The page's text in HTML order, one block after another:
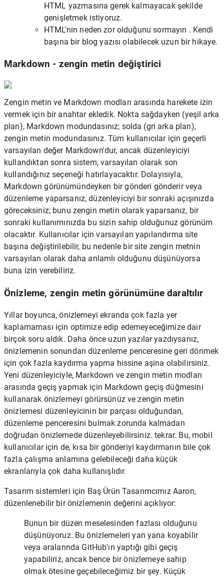
HTML yazmasına gerek kalmayacak şekilde
genişletmek istiyoruz.
HTML'nin neden zor olduğunu sormayın . Kendi
başına bir blog yazısı olabilecek uzun bir hikaye.
Markdown - zengin metin değiştirici
Zengin metin ve Markdown modları arasında harekete izin
vermek için bir anahtar ekledik. Nokta sağdayken (yeşil arka
plan), Markdown modundasınız; solda (gri arka plan),
zengin metin modundasınız. Tüm kullanıcılar için geçerli
varsayılan değer Markdown'dur, ancak düzenleyiciyi
kullandıktan sonra sistem, varsayılan olarak son
kullandığınız seçeneği hatırlayacaktır. Dolayısıyla,
Markdown görünümündeyken bir gönderi gönderir veya
düzenleme yaparsanız, düzenleyiciyi bir sonraki açışınızda
göreceksiniz; bunu zengin metin olarak yaparsanız, bir
sonraki kullanımınızda bu sizin sahip olduğunuz görünüm
olacaktır. Kullanıcılar için varsayılan yapılandırma site
başına değiştirilebilir, bu nedenle bir site zengin metnin
varsayılan olarak daha anlamlı olduğunu düşünüyorsa
buna izin verebiliriz.
Önizleme, zengin metin görünümüne daraltılır
Yıllar boyunca, önizlemeyi ekranda çok fazla yer
kaplamaması için optimize edip edemeyeceğimize dair
birçok soru aldık. Daha önce uzun yazılar yazdıysanız,
önizlemenin sonundan düzenleme penceresine geri dönmek
için çok fazla kaydırma yapma hissine aşina olabilirsiniz.
Yeni düzenleyiciyle, Markdown ve zengin metin modları
arasında geçiş yapmak için Markdown geçiş düğmesini
kullanarak önizlemeyi görürsünüz ve zengin metin
önizlemesi düzenleyicinin bir parçası olduğundan,
düzenleme penceresini bulmak zorunda kalmadan
doğrudan önizlemede düzenleyebilirsiniz. tekrar. Bu, mobil
kullanıcılar için de, kısa bir gönderiyi kaydırmanın bile çok
fazla çalışma anlamına gelebileceği daha küçük
ekranlarıyla çok daha kullanışlıdır.
Tasarım sistemleri için Baş Ürün Tasarımcımız Aaron,
düzenlenebilir bir önizlemenin değerini açıklıyor:
Bunun bir düzen meselesinden fazlası olduğunu
düşünüyoruz. Bu önizlemeleri yan yana koyabilir
veya aralarında GitHub'ın yaptığı gibi geçiş
yapabiliriz, ancak bence bir önizlemeye sahip
olmak ötesine geçebileceğimiz bir şey. Küçük